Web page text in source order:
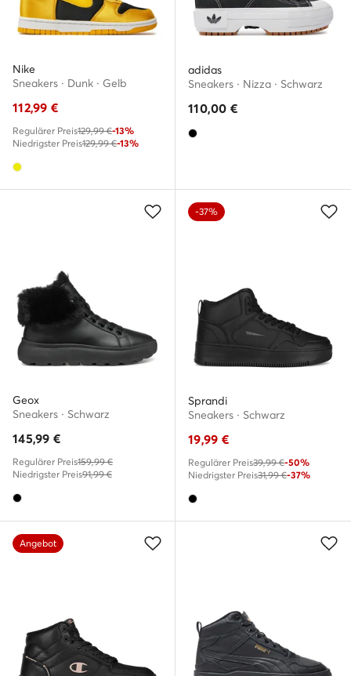
Nike
Sneakers · Dunk · Gelb
112,99 €
Regulärer Preis129,99 €-13%
Niedrigster Preis129,99 €-13%
adidas
Sneakers · Nizza · Schwarz
110,00 €
Geox
Sneakers · Schwarz
145,99 €
Regulärer Preis159,99 €
Niedrigster Preis91,99 €
-37%
Sprandi
Sneakers · Schwarz
19,99 €
Regulärer Preis39,99 €-50%
Niedrigster Preis31,99 €-37%
Angebot